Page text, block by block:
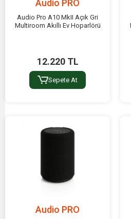
Audio PRO
Audio Pro A10 MkII Açık Gri
Multiroom Akıllı Ev Hoparlörü
12.220 TL
Sepete At
Audio PRO